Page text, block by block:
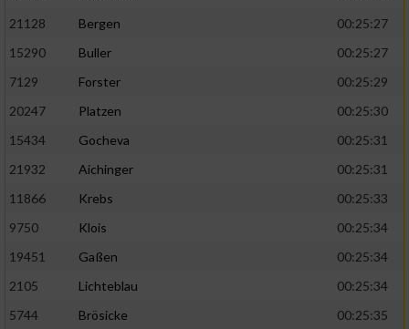
21128
Bergen
00:25:27
15290
Buller
00:25:27
7129
Forster
00:25:29
20247
Platzen
00:25:30
15434
Gocheva
00:25:31
21932
Aichinger
00:25:31
11866
Krebs
00:25:33
9750
Klois
00:25:34
19451
Gaßen
00:25:34
2105
Lichteblau
00:25:34
5744
Brösicke
00:25:35